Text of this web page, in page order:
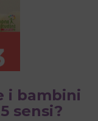
i bambini
sensi?